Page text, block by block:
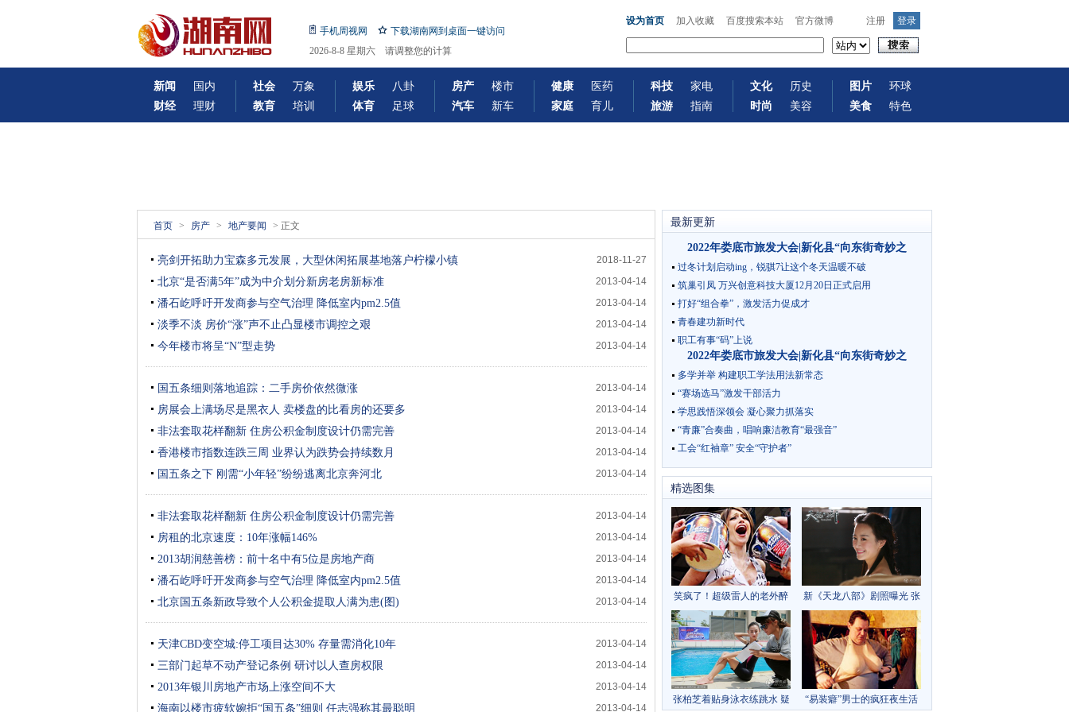
手机周视网
下载湖南网到桌面一键访问
2026-8-8 星期六 请调整您的计算
机日期!
设为首页 加入收藏 百度搜索本站 官方微博 注册 登录
新闻
国内
财经
理财
社会
万象
教育
培训
娱乐
八卦
体育
足球
房产
楼市
汽车
新车
健康
医药
家庭
育儿
科技
家电
旅游
指南
文化
历史
时尚
美容
图片
环球
美食
特色
首页 > 房产 > 地产要闻 > 正文
2018-11-27
亮剑开拓助力宝森多元发展，大型休闲拓展基地落户柠檬小镇
2013-04-14
北京“是否满5年”成为中介划分新房老房新标准
2013-04-14
潘石屹呼吁开发商参与空气治理 降低室内pm2.5值
2013-04-14
淡季不淡 房价“涨”声不止凸显楼市调控之艰
2013-04-14
今年楼市将呈“N”型走势
2013-04-14
国五条细则落地追踪：二手房价依然微涨
2013-04-14
房展会上满场尽是黑衣人 卖楼盘的比看房的还要多
2013-04-14
非法套取花样翻新 住房公积金制度设计仍需完善
2013-04-14
香港楼市指数连跌三周 业界认为跌势会持续数月
2013-04-14
国五条之下 刚需“小年轻”纷纷逃离北京奔河北
2013-04-14
非法套取花样翻新 住房公积金制度设计仍需完善
2013-04-14
房租的北京速度：10年涨幅146%
2013-04-14
2013胡润慈善榜：前十名中有5位是房地产商
2013-04-14
潘石屹呼吁开发商参与空气治理 降低室内pm2.5值
2013-04-14
北京国五条新政导致个人公积金提取人满为患(图)
2013-04-14
天津CBD变空城:停工项目达30% 存量需消化10年
2013-04-14
三部门起草不动产登记条例 研讨以人查房权限
2013-04-14
2013年银川房地产市场上涨空间不大
2013-04-14
海南以楼市疲软婉拒“国五条”细则 任志强称其最聪明
最新更新
2022年娄底市旅发大会|新化县“向东街奇妙之
过冬计划启动ing，锐骐7让这个冬天温暖不破
筑巢引凤 万兴创意科技大厦12月20日正式启用
打好“组合拳”，激发活力促成才
青春建功新时代
职工有事“码”上说
2022年娄底市旅发大会|新化县“向东街奇妙之
多学并举 构建职工学法用法新常态
“赛场选马”激发干部活力
学思践悟深领会 凝心聚力抓落实
“青廉”合奏曲，唱响廉洁教育“最强音”
工会“红袖章” 安全“守护者”
精选图集
笑疯了！超级雷人的老外醉
酒派队
新《天龙八部》剧照曝光 张
檬半裸金起范羞涩
张柏芝着贴身泳衣练跳水 疑
“易装癖”男士的疯狂夜生活